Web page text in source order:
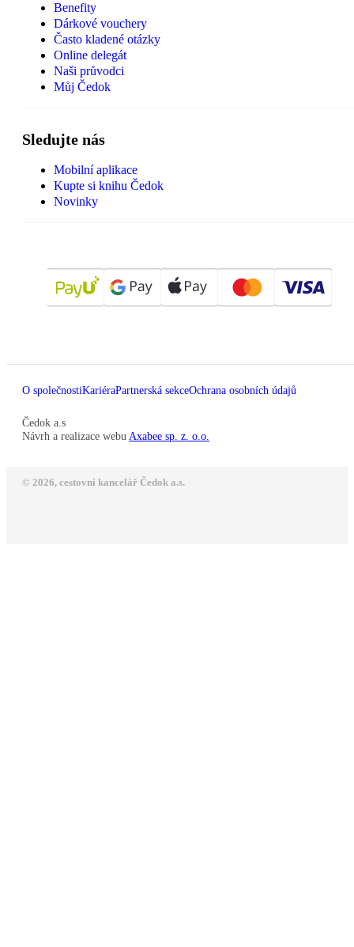
Benefity
Dárkové vouchery
Často kladené otázky
Online delegát
Naši průvodci
Můj Čedok
Sledujte nás
Mobilní aplikace
Kupte si knihu Čedok
Novinky
O společnostiKariéraPartnerská sekceOchrana osobních údajů
Čedok a.s
Návrh a realizace webu Axabee sp. z. o.o.
© 2026, cestovní kancelář Čedok a.s.